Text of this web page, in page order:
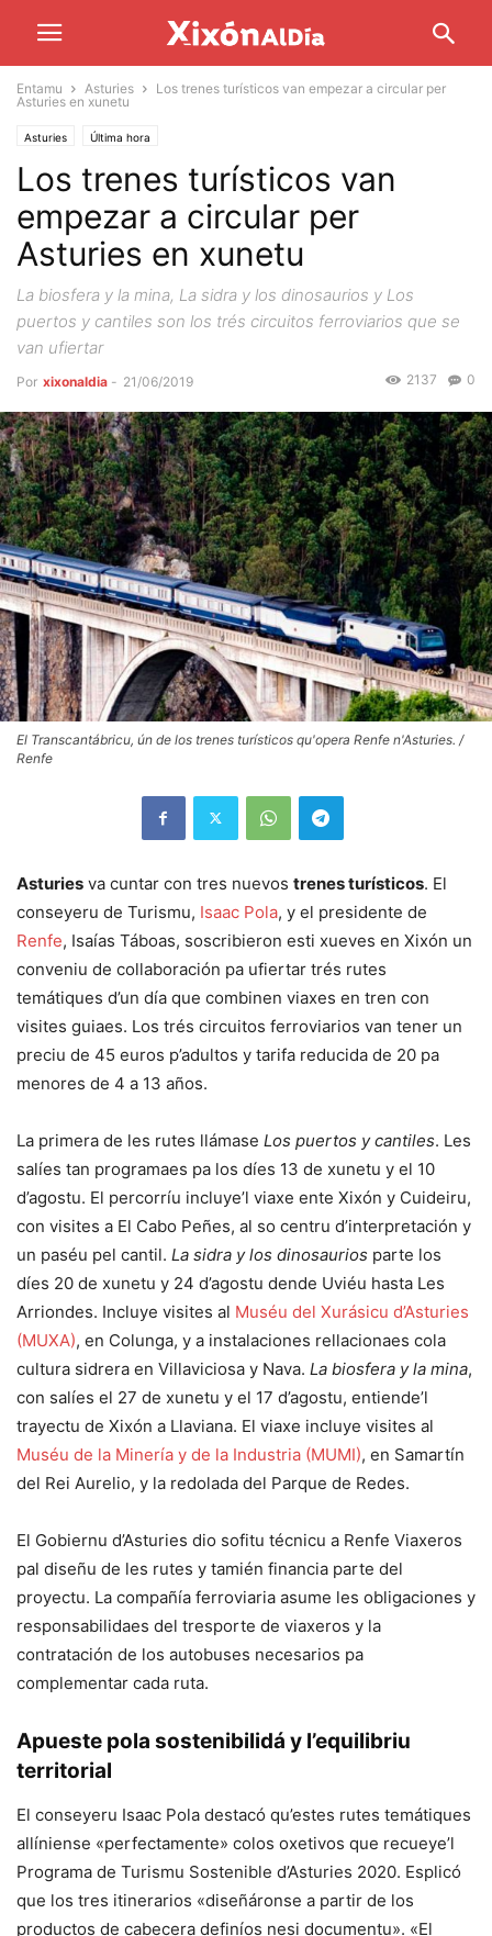
Entamu Asturies
Los trenes turísticos van empezar a circular per
Asturies en xunetu
Asturies Última hora
Los trenes turísticos van
empezar a circular per
Asturies en xunetu
La biosfera y la mina, La sidra y los dinosaurios y Los
puertos y cantiles son los trés circuitos ferroviarios que se
van ufiertar
Por xixonaldia - 21/06/2019 0
2137
El Transcantábricu, ún de los trenes turísticos qu'opera Renfe n'Asturies. /
Renfe
Asturies va cuntar con tres nuevos trenes turísticos. El
conseyeru de Turismu, Isaac Pola, y el presidente de
Renfe, Isaías Táboas, soscribieron esti xueves en Xixón un
conveniu de collaboración pa ufiertar trés rutes
temátiques d’un día que combinen viaxes en tren con
visites guiaes. Los trés circuitos ferroviarios van tener un
preciu de 45 euros p’adultos y tarifa reducida de 20 pa
menores de 4 a 13 años.
La primera de les rutes llámase Los puertos y cantiles. Les
salíes tan programaes pa los díes 13 de xunetu y el 10
d’agostu. El percorríu incluye’l viaxe ente Xixón y Cuideiru,
con visites a El Cabo Peñes, al so centru d’interpretación y
un paséu pel cantil. La sidra y los dinosaurios parte los
díes 20 de xunetu y 24 d’agostu dende Uviéu hasta Les
Arriondes. Incluye visites al Muséu del Xurásicu d’Asturies
(MUXA), en Colunga, y a instalaciones rellacionaes cola
cultura sidrera en Villaviciosa y Nava. La biosfera y la mina,
con salíes el 27 de xunetu y el 17 d’agostu, entiende’l
trayectu de Xixón a Llaviana. El viaxe incluye visites al
Muséu de la Minería y de la Industria (MUMI), en Samartín
del Rei Aurelio, y la redolada del Parque de Redes.
El Gobiernu d’Asturies dio sofitu técnicu a Renfe Viaxeros
pal diseñu de les rutes y tamién financia parte del
proyectu. La compañía ferroviaria asume les obligaciones y
responsabilidaes del tresporte de viaxeros y la
contratación de los autobuses necesarios pa
complementar cada ruta.
Apueste pola sostenibilidá y l’equilibriu
territorial
El conseyeru Isaac Pola destacó qu’estes rutes temátiques
allíniense «perfectamente» colos oxetivos que recueye’l
Programa de Turismu Sostenible d’Asturies 2020. Esplicó
que los tres itinerarios «diseñáronse a partir de los
productos de cabecera definíos nesi documentu». «El